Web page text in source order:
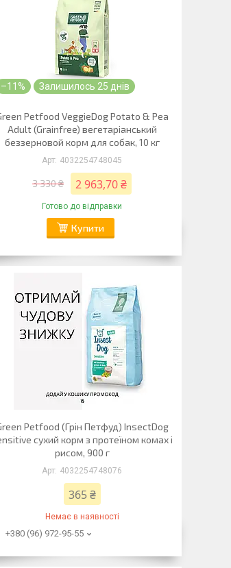
–11% Залишилось 25 днів
Petfood VeggieDog Potato & Pea
Adult (Grainfree) вегетаріанський
беззерновой корм для собак, 10 кг
4032254748045
3 330 ₴ 2 963,70 ₴
Готово до відправки
Купити
Petfood (Грін Петфуд) InsectDog
сухий корм з протеїном комах і
рисом, 900 г
4032254748076
365 ₴
Немає в наявності
+380 (96) 972-95-55